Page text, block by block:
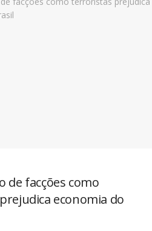
de facções como
economia do